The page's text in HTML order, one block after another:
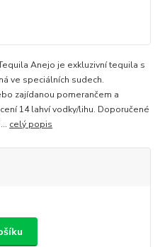
Anejo je exkluzivní tequila s
ve speciálních sudech.
zajídanou pomerančem a
14 lahví vodky/lihu. Doporučené
celý popis